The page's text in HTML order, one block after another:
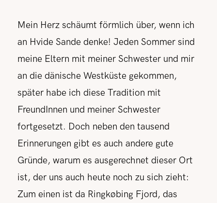
Mein Herz schäumt förmlich über, wenn ich
an Hvide Sande denke! Jeden Sommer sind
meine Eltern mit meiner Schwester und mir
an die dänische Westküste gekommen,
später habe ich diese Tradition mit
FreundInnen und meiner Schwester
fortgesetzt. Doch neben den tausend
Erinnerungen gibt es auch andere gute
Gründe, warum es ausgerechnet dieser Ort
ist, der uns auch heute noch zu sich zieht:
Zum einen ist da Ringkøbing Fjord, das